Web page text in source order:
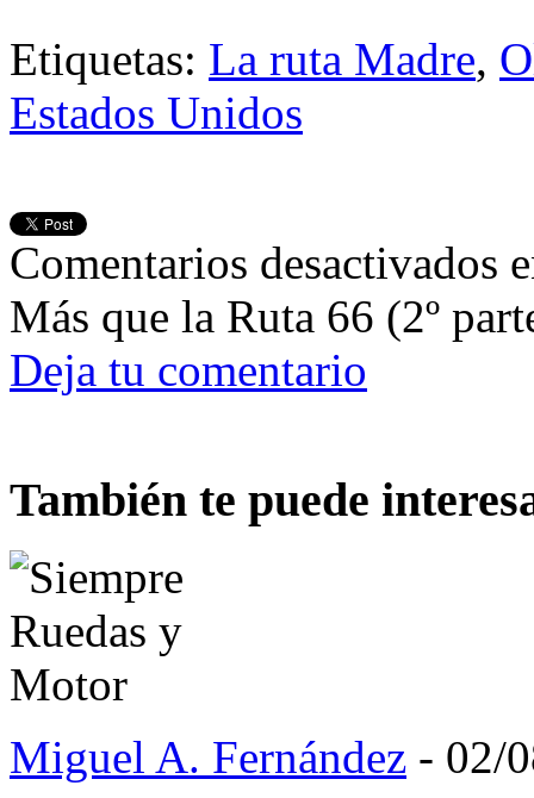
Etiquetas: La ruta Madre,
Estados Unidos
Comentarios desactivados
Más que la Ruta 66 (2º
Deja tu comentario
También te puede
Miguel A. Fernández - 02/